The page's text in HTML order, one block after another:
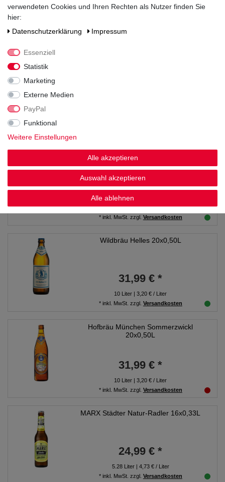
10Liter
Sternquell Kellerbier 20x0,50L
24,99 € *
10Liter| 2,50 € / Liter
* inkl. MwSt. zzgl. Versandkosten
Wildbräu Helles 20x0,50L
31,99 € *
10 Liter | 3,20 € / Liter
* inkl. MwSt. zzgl. Versandkosten
Hofbräu München Sommerzwickl
20x0,50L
31,99 € *
10 Liter | 3,20 € / Liter
* inkl. MwSt. zzgl. Versandkosten
MARX Städter Natur-Radler 16x0,33L
24,99 € *
5.28Liter| 4,73 € / Liter
* inkl. MwSt. zzgl. Versandkosten
verwendeten Cookies und Ihren Rechten als Nutzer finden Sie
hier:
Daten­schutz­erklärung
Impressum
Essenziell
Statistik
Marketing
Externe Medien
PayPal
Funktional
Weitere Einstellungen
Alle akzeptieren
Auswahl akzeptieren
Alle ablehnen